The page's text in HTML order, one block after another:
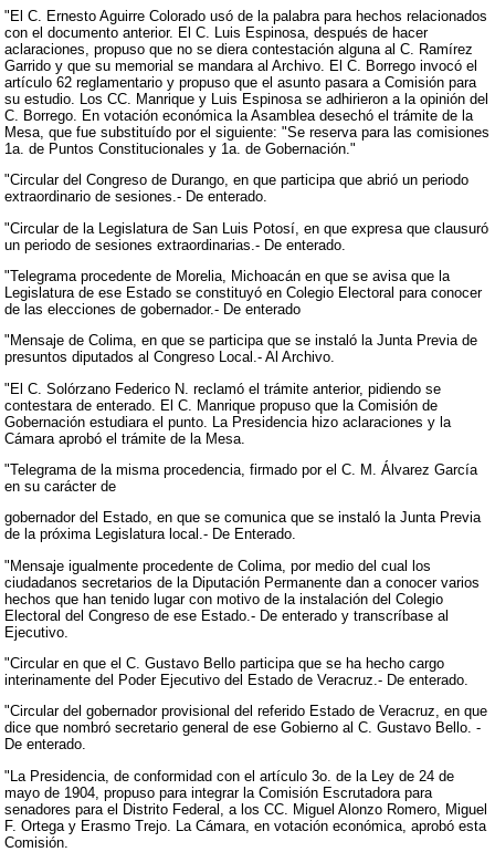
"El C. Ernesto Aguirre Colorado usó de la palabra para hechos relacionados
con el documento anterior. El C. Luis Espinosa, después de hacer
aclaraciones, propuso que no se diera contestación alguna al C. Ramírez
Garrido y que su memorial se mandara al Archivo. El C. Borrego invocó el
artículo 62 reglamentario y propuso que el asunto pasara a Comisión para
su estudio. Los CC. Manrique y Luis Espinosa se adhirieron a la opinión del
C. Borrego. En votación económica la Asamblea desechó el trámite de la
Mesa, que fue substituído por el siguiente: "Se reserva para las comisiones
1a. de Puntos Constitucionales y 1a. de Gobernación."
"Circular del Congreso de Durango, en que participa que abrió un periodo
extraordinario de sesiones.- De enterado.
"Circular de la Legislatura de San Luis Potosí, en que expresa que clausuró
un periodo de sesiones extraordinarias.- De enterado.
"Telegrama procedente de Morelia, Michoacán en que se avisa que la
Legislatura de ese Estado se constituyó en Colegio Electoral para conocer
de las elecciones de gobernador.- De enterado
"Mensaje de Colima, en que se participa que se instaló la Junta Previa de
presuntos diputados al Congreso Local.- Al Archivo.
"El C. Solórzano Federico N. reclamó el trámite anterior, pidiendo se
contestara de enterado. El C. Manrique propuso que la Comisión de
Gobernación estudiara el punto. La Presidencia hizo aclaraciones y la
Cámara aprobó el trámite de la Mesa.
"Telegrama de la misma procedencia, firmado por el C. M. Álvarez García
en su carácter de
gobernador del Estado, en que se comunica que se instaló la Junta Previa
de la próxima Legislatura local.- De Enterado.
"Mensaje igualmente procedente de Colima, por medio del cual los
ciudadanos secretarios de la Diputación Permanente dan a conocer varios
hechos que han tenido lugar con motivo de la instalación del Colegio
Electoral del Congreso de ese Estado.- De enterado y transcríbase al
Ejecutivo.
"Circular en que el C. Gustavo Bello participa que se ha hecho cargo
interinamente del Poder Ejecutivo del Estado de Veracruz.- De enterado.
"Circular del gobernador provisional del referido Estado de Veracruz, en que
dice que nombró secretario general de ese Gobierno al C. Gustavo Bello. -
De enterado.
"La Presidencia, de conformidad con el artículo 3o. de la Ley de 24 de
mayo de 1904, propuso para integrar la Comisión Escrutadora para
senadores para el Distrito Federal, a los CC. Miguel Alonzo Romero, Miguel
F. Ortega y Erasmo Trejo. La Cámara, en votación económica, aprobó esta
Comisión.